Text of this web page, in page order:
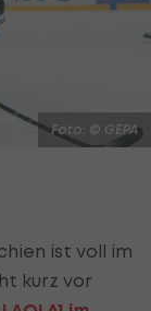
Foto: © GEPA
ist voll im
kurz vor